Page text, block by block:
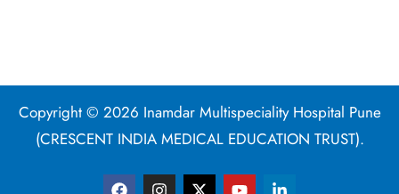
Copyright © 2026 Inamdar Multispeciality Hospital Pune
(CRESCENT INDIA MEDICAL EDUCATION TRUST).
F I X Y L